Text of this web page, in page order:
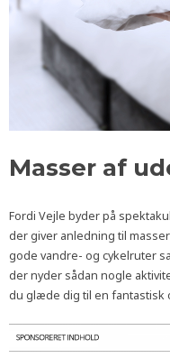
Masser af
Fordi Vejle byder på
der giver anledning til
gode vandre- og cykelruter
der nyder sådan nogle
du glæde dig til en fantastisk